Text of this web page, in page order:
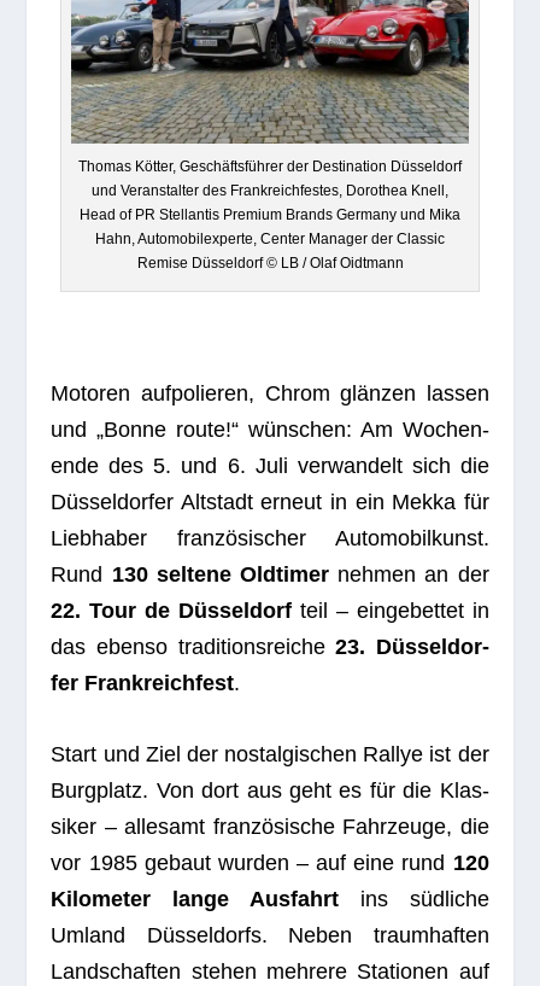
Tho­mas Köt­ter, Geschäfts­füh­rer der Desti­na­tion Düs­sel­dorf
und Ver­an­stal­ter des Frank­reich­fes­tes, Doro­thea Knell,
Head of PR Stellan­tis Pre­mium Brands Ger­many und Mika
Hahn, Auto­mo­bil­ex­perte, Cen­ter Mana­ger der Clas­sic
Remise Düs­sel­dorf © LB / Olaf Oidtmann
Moto­ren auf­po­lie­ren, Chrom glän­zen las­sen
und „Bonne route!“ wün­schen: Am Wochen­
ende des 5. und 6. Juli ver­wan­delt sich die
Düs­sel­dor­fer Alt­stadt erneut in ein Mekka für
Lieb­ha­ber fran­zö­si­scher Auto­mo­bil­kunst.
Rund 130 sel­tene Old­ti­mer neh­men an der
22. Tour de Düs­sel­dorf teil – ein­ge­bet­tet in
das ebenso tra­di­ti­ons­rei­che23. Düs­sel­dor­
fer Frank­reich­fest.
Start und Ziel der nost­al­gi­schen Ral­lye ist der
Burg­platz. Von dort aus geht es für die Klas­
si­ker – alle­samt fran­zö­si­sche Fahr­zeuge, die
vor 1985 gebaut wur­den – auf eine rund 120
Kilo­me­ter lange Aus­fahrt ins süd­li­che
Umland Düs­sel­dorfs. Neben traum­haf­ten
Land­schaf­ten ste­hen meh­rere Sta­tio­nen auf